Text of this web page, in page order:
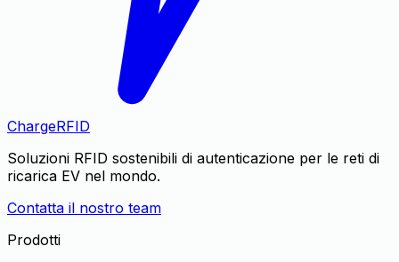
ChargeRFID
Soluzioni RFID sostenibili di autenticazione per le reti di
ricarica EV nel mondo.
Contatta il nostro team
Prodotti